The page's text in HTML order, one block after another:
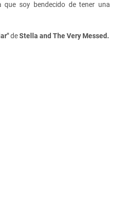
soy bendecido de tener una
deStella and The Very Messed.